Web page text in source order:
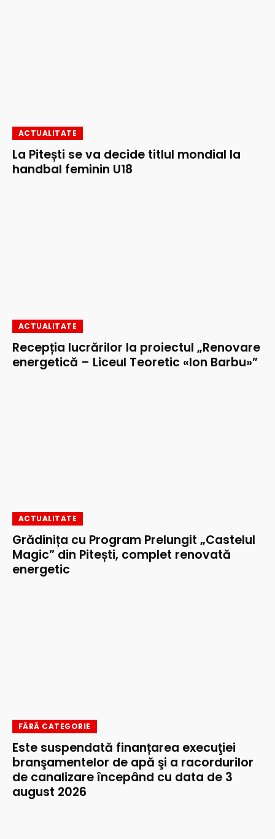
ACTUALITATE
La Pitești se va decide titlul mondial la
handbal feminin U18
ACTUALITATE
Recepția lucrărilor la proiectul „Renovare
energetică – Liceul Teoretic «Ion Barbu»”
ACTUALITATE
Grădinița cu Program Prelungit „Castelul
Magic” din Pitești, complet renovată
energetic
FĂRĂ CATEGORIE
Este suspendată finanțarea execuţiei
branşamentelor de apă şi a racordurilor
de canalizare începând cu data de 3
august 2026